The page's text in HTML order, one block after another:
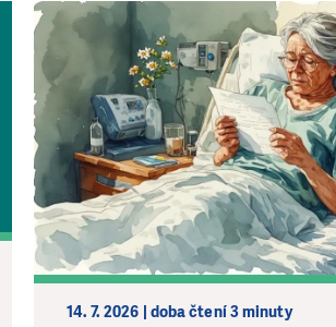
14. 7. 2026 | doba čtení 3 minuty